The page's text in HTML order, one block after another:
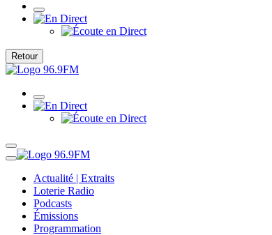
Retour
Actualité | Extraits
Loterie Radio
Podcasts
Émissions
Programmation